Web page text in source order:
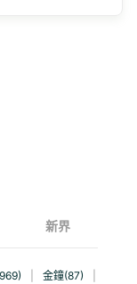
新界
金鐘(87)